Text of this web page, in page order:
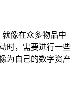
像在众多物品中
时，需要进行一些
为自己的数字资产